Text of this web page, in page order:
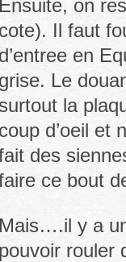
Ensuite, on
cote). Il faut
d’entree en
grise. Le
surtout la
coup d’oeil et
des
ce bout
Mais….il y a
pouvoir rouler